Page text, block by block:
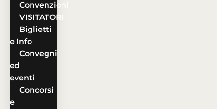
Convenzioni
VISITATORI
Biglietti
e Info
Convegni
ed
eventi
Concorsi
e